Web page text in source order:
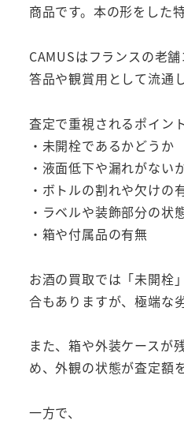
商品です。本の形をした
CAMUSはフランスの老
答品や観賞用として流通
査定で重視されるポイン
・未開栓であるかどうか
・液面低下や漏れがない
・ボトルの割れや欠けの
・ラベルや装飾部分の状
・箱や付属品の有無
お酒の買取では「未開栓
合もありますが、極端な
また、箱や外装ケースが
め、外観の状態が査定額
一方で、